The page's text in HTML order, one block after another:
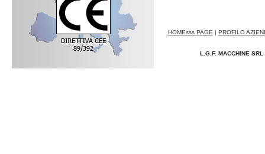
HOMEsss PAGE | PROFILO
L.G.F. MACCHINE SRL